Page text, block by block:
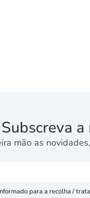
Subscreva
mão as
para a recolha /